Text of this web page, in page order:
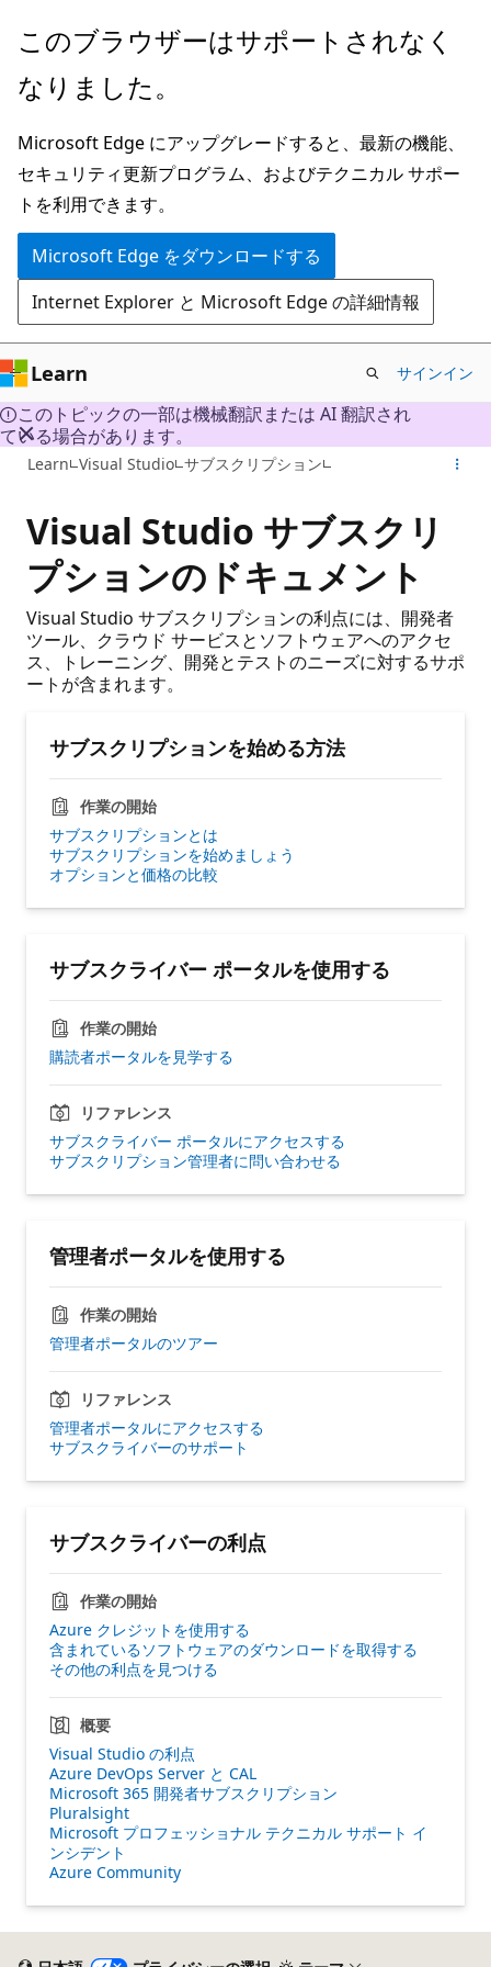
メ
ン
ン
テ
ン
ツ
に
ス
キ
ッ
プ
このブラウザーはサポートされなく
なりました。
Microsoft Edge にアップグレードすると、最新の機能、
セキュリティ更新プログラム、およびテクニカル サポー
トを利用できます。
Microsoft Edge をダウンロードする
Internet Explorer と Microsoft Edge の詳細情報
Learn サインイン
このトピックの一部は機械翻訳または AI 翻訳され
ている場合があります。
Learn Visual Studio サブスクリプション
Visual Studio サブスクリ
プションのドキュメント
Visual Studio サブスクリプションの利点には、開発者
ツール、クラウド サービスとソフトウェアへのアクセ
ス、トレーニング、開発とテストのニーズに対するサポ
ートが含まれます。
サブスクリプションを始める方法
作業の開始
サブスクリプションとは
サブスクリプションを始めましょう
オプションと価格の比較
サブスクライバー ポータルを使用する
作業の開始
購読者ポータルを見学する
リファレンス
サブスクライバー ポータルにアクセスする
サブスクリプション管理者に問い合わせる
管理者ポータルを使用する
作業の開始
管理者ポータルのツアー
リファレンス
管理者ポータルにアクセスする
サブスクライバーのサポート
サブスクライバーの利点
作業の開始
Azure クレジットを使用する
含まれているソフトウェアのダウンロードを取得する
その他の利点を見つける
概要
Visual Studio の利点
Azure DevOps Server と CAL
Microsoft 365 開発者サブスクリプション
Pluralsight
Microsoft プロフェッショナル テクニカル サポート イ
ンシデント
Azure Community